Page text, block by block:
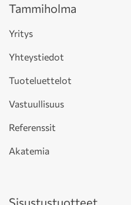
Tammiholma
Yritys
Yhteystiedot
Tuoteluettelot
Vastuullisuus
Referenssit
Akatemia
Sisustustuotteet